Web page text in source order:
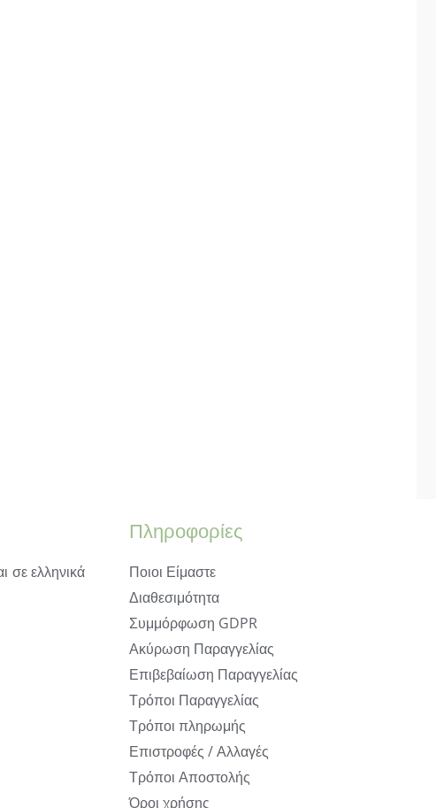
σε ελληνικά
Πληροφορίες
Ποιοι Είμαστε
Διαθεσιμότητα
Συμμόρφωση GDPR
Ακύρωση Παραγγελίας
Επιβεβαίωση Παραγγελίας
Τρόποι Παραγγελίας
Τρόποι πληρωμής
Επιστροφές / Αλλαγές
Τρόποι Αποστολής
Όροι χρήσης